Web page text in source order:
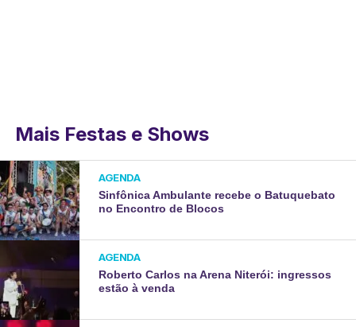
Mais Festas e Shows
AGENDA
Sinfônica Ambulante recebe o Batuquebato
no Encontro de Blocos
AGENDA
Roberto Carlos na Arena Niterói: ingressos
estão à venda